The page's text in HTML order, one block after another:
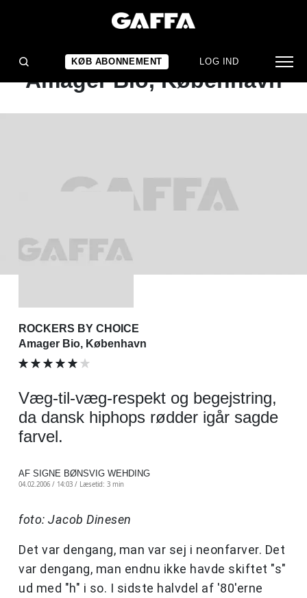
KØB ABONNEMENT LOG IND
ALBUMANMELDELSE
Rockers By Choice:
Amager Bio, København
ROCKERS BY CHOICE
Amager Bio, København
Væg-til-væg-respekt og begejstring,
da dansk hiphops rødder igår sagde
farvel.
AF SIGNE BØNSVIG WEHDING
04.02.2006 / 14:03 / Læsetid: 3 min
foto: Jacob Dinesen
Det var dengang, man var sej i neonfarver. Det
var dengang, man endnu ikke havde skiftet "s"
ud med "h" i so. I sidste halvdel af '80'erne